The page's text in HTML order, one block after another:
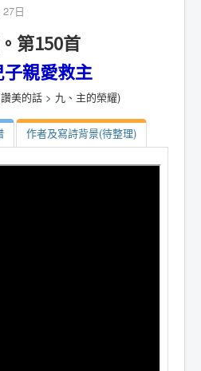
日
第150首
親愛救主
美的話 > 九、主的榮耀)
作者及寫詩背景(待整理)